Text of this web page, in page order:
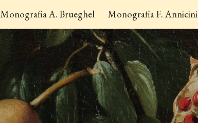
Skip to navigation
Monografia A. Brueghel Monografia F. Annicini